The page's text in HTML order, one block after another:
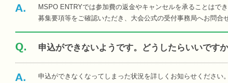
MSPO ENTRYでは参加費の返金やキャンセルを承ることはで
募集要項等をご確認いただき、大会公式の受付事務局へお問合
申込ができないようです。どうしたらいいです
申込ができなくなってしまった状況を詳しくお知らせください